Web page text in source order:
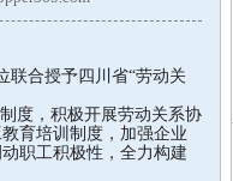
联合授予四川省“劳动关
度，积极开展劳动关系协
育培训制度，加强企业
职工积极性，全力构建